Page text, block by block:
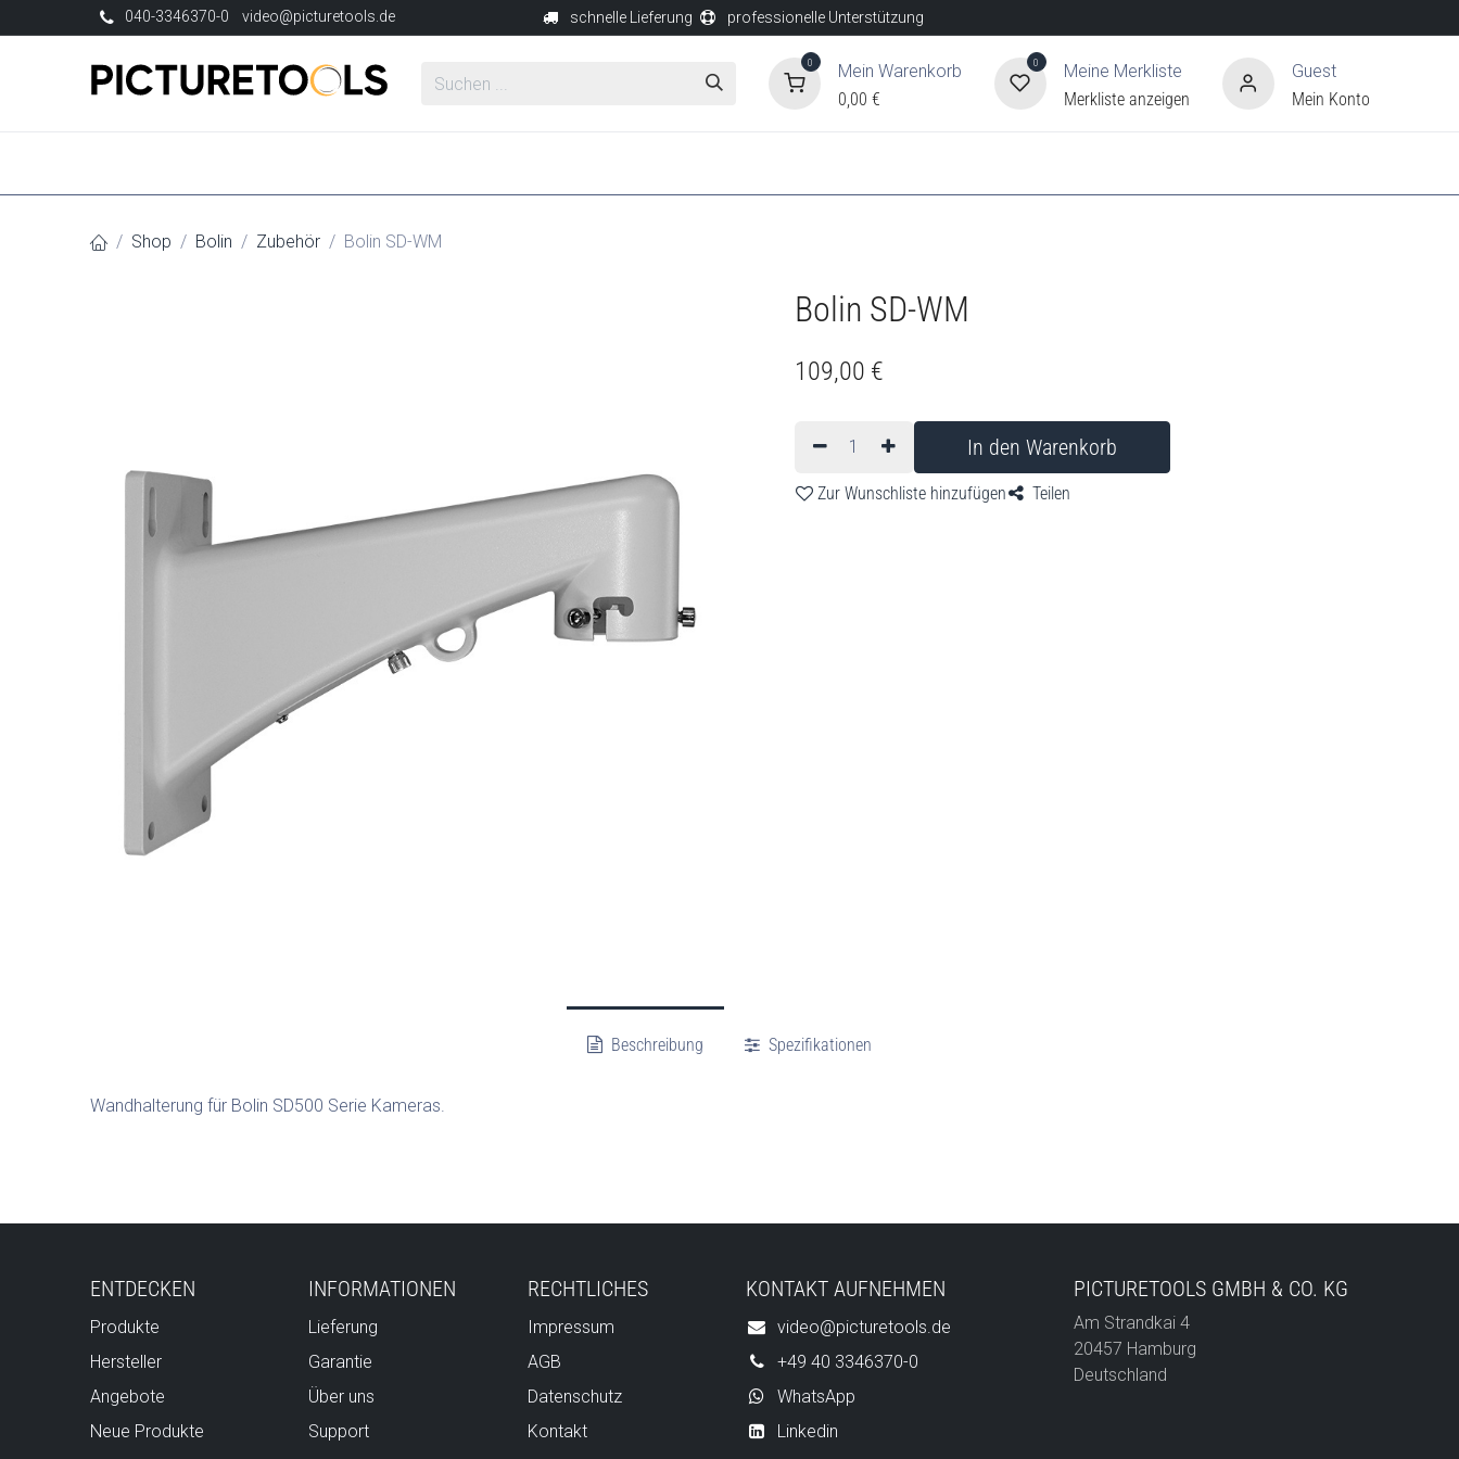
Zum Inhalt springen040-3346370-0 video@picturetools.de schnelle Lieferung professionelle Unterstützung
0
Mein Warenkorb
0,00 €
0
Meine Merkliste
Merkliste anzeigen
Guest
Mein Konto
Shop Bolin Zubehör Bolin SD-WM
Bolin SD-WM
109,00 €
In den Warenkorb
Zur Wunschliste hinzufügen Teilen
Beschreibung Spezifikationen
Wandhalterung für Bolin SD500 Serie Kameras.
ENTDECKEN
Produkte
Hersteller
Angebote
Neue Produkte
INFORMATIONEN
Lieferung
Garantie
Über uns
Support
RECHTLICHES
Impressum
AGB
Datenschutz
Kontakt
KONTAKT AUFNEHMEN
video@picturetools.de
+49 40 3346370-0
WhatsApp
Linkedin
PICTURETOOLS GMBH & CO. KG
Am Strandkai 4
20457 Hamburg
Deutschland